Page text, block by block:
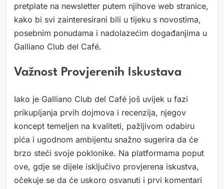
pretplate na newsletter putem njihove web stranice,
kako bi svi zainteresirani bili u tijeku s novostima,
posebnim ponudama i nadolazećim događanjima u
Galliano Club del Café.
Važnost Provjerenih Iskustava
Iako je Galliano Club del Café još uvijek u fazi
prikupljanja prvih dojmova i recenzija, njegov
koncept temeljen na kvaliteti, pažljivom odabiru
pića i ugodnom ambijentu snažno sugerira da će
brzo steći svoje poklonike. Na platformama poput
ove, gdje se dijele isključivo provjerena iskustva,
očekuje se da će uskoro osvanuti i prvi komentari